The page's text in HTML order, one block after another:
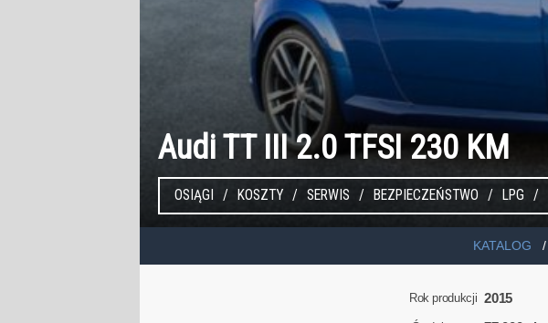
Audi TT III 2.0 TFSI 230 KM
OSIĄGI KOSZTY SERWIS BEZPIECZEŃSTWO LPG
KATALOG
Rok produkcji 2015